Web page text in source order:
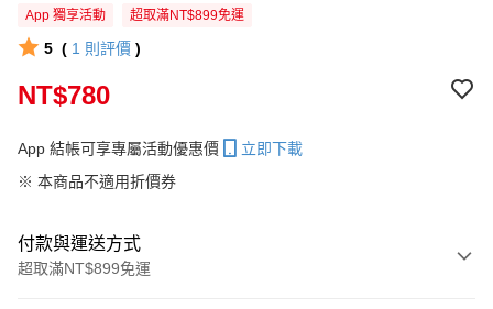
App 獨享活動 超取滿NT$899免運
5 ( 1 則評價 )
NT$780
App 結帳可享專屬活動優惠價
立即下載
※ 本商品不適用折價券
付款與運送方式
超取滿NT$899免運